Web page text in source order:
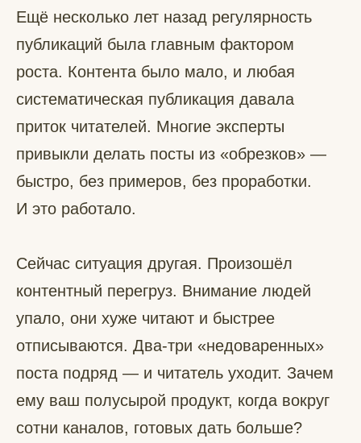
Ещё несколько лет назад регулярность
публикаций была главным фактором
роста. Контента было мало, и любая
систематическая публикация давала
приток читателей. Многие эксперты
привыкли делать посты из «обрезков» —
быстро, без примеров, без проработки.
И это работало.
Сейчас ситуация другая. Произошёл
контентный перегруз. Внимание людей
упало, они хуже читают и быстрее
отписываются. Два-три «недоваренных»
поста подряд — и читатель уходит. Зачем
ему ваш полусырой продукт, когда вокруг
сотни каналов, готовых дать больше?